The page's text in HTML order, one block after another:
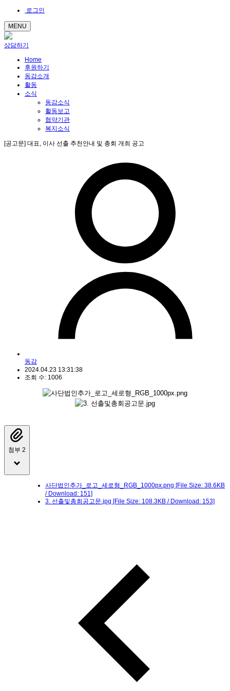
로그인
MENU
상담하기
Home
후원하기
동감소개
활동
소식
동감소식
활동보고
협약기관
복지소식
[공고문] 대표, 이사 선출 추천안내 및 총회 개최 공고
동감
2024.04.23 13:31:38
조회 수: 1006
첨부 2
사단법인추가_로고_세로형_RGB_1000px.png [File Size: 38.6KB
/ Download: 151]
3. 선출및총회공고문.jpg [File Size: 108.3KB / Download: 153]